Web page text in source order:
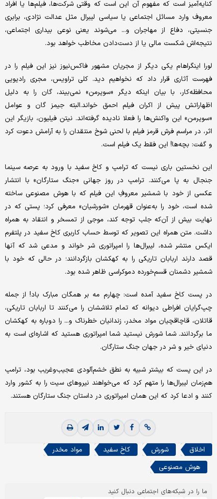
کنایه‌‌‌آمیز است که مفهوم آن این است که وقتی شرکت‌ها، فیلم‌‌‌ها یا افراد
معروف وارد مسائل اجتماعی یا سیاسی لیبرال مثل عدالت نژادی، برابری
جنسیتی، دفاع از مهاجران و... می‌‌‌شوند یعنی نوعی بیداری اجتماعی،
نتیجه‌‌‌اش شکست مالی یا از دست‌‌‌دادن مخاطب خواهد بود.
لورا اینگراهام یکی دیگر از مجریان مشهور فاکس‌‌‌نیوز نیز این فیلم را در
فهرست آثاری قرار داد که نخواهیم دید. کلی تراویس، مجری رادیویی
محافظه‌‌‌کار، با بیان اینکه دیگر «سوپرمن» نمی‌‌‌بیند، گان را به دلیل
اظهاراتش پیش ‌‌‌از اکران فیلم احمق خواند.البته جیمز گان و عوامل
«سوپرمن» این واکنش‌‌‌ها را فعلا نادیده گرفته‌‌‌اند. نیتن فیلیون، بازیگر این
اثر، در مراسم فرش قرمز فیلم با لحنی شوخ منتقدان را به آرامش دعوت کرد
و گفت: بچه‌‌‌ها! این فقط یک فیلم است.
این نخستین باری نیست که ترامپ و کاخ سفید با ورود به عرصه سینما
جنجال به پا می‌کنند. ترامپ در روز جهانی «جنگ ستارگان» با انتشار
عکسی از خود با شمشیر معروفِ این فیلم که با هوش مصنوعی ساخته
شده است، خود را به‌‌‌عنوان قهرمان «شورشیان» معرفی کرد؛ پستی که در
نهایت بیش از آن‌‌‌که جلب توجه کند، موجی از تمسخر و انتقاد به همراه
داشت. متن همراه این تصویر که توسط حساب کاربری کاخ سفید در پلتفرم
ایکس منتشر شده، لیبرال‌‌‌ها را امپراتوری شر خواند و مدعی شد که آنها
قصد دارند اربابان تاریکی را به کهکشان بازگردانند؛ در حالی که خود با
شمشیر دشمنان قسم‌‌‌خورده دموکراسی ظاهر شده بود.
در پست کاخ سفید آمده است: چهارم مه ‌بر همگان مبارک باد! از جمله
چپ‌‌‌گرایان افراطی دیوانه که تمام تلاششان را می‌کنند تا اربابان تاریکی،
قاتلان، قاچاقچیان مواد مخدر، زندانیان خطرناک و... را دوباره به کهکشان
ما برگردانند. شما شورش نیستید شما امپراتوری هستید که اشاره‌ای است به
دنیای خیر و شر در جهان جنگ ستارگان.
در این پست که بیشتر شبیه به نطق خشم‌‌‌آلودی عجیب‌‌‌وغریب بود، ترامپ
هم‌‌‌زمان لیبرال‌‌‌ها را متهم کرد که می‌‌‌خواهند نیروهای سیت را به کشور وارد
کنند و ادعا کرد که این همان امپراتوری در داستان جنگ ستارگان هستند.
اخلاق شورش کاخ سفید
مواد مخدر
هوش مصنوعی
ما را در شبکه‌های اجتماعی دنبال کنید